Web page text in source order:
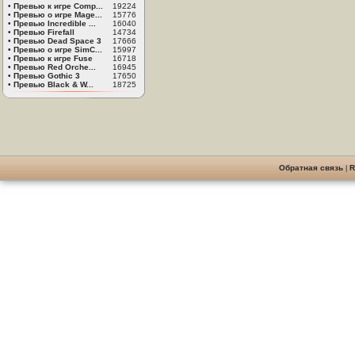
• Превью к игре Comp...
19224
• Превью о игре Mage...
15776
• Превью Incredible ...
16040
• Превью Firefall
14734
• Превью Dead Space 3
17666
• Превью о игре SimC...
15997
• Превью к игре Fuse
16718
• Превью Red Orche...
16945
• Превью Gothic 3
17650
• Превью Black & W... 18725
Обратная связь